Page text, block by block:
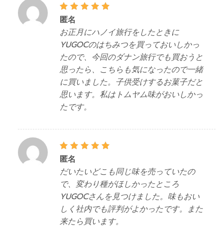
5段階中
匿名
お正月にハノイ旅行をしたときに
YUGOCのはちみつを買っておいしかっ
たので、今回のダナン旅行でも買おうと
思ったら、こちらも気になったので一緒
に買いました。子供受けするお菓子だと
思います。私はトムヤム味がおいしかっ
たです。
5段階中
匿名
だいたいどこも同じ味を売っていたの
で、変わり種がほしかったところ
YUGOCさんを見つけました。味もおい
しく社内でも評判がよかったです。また
来たら買います。